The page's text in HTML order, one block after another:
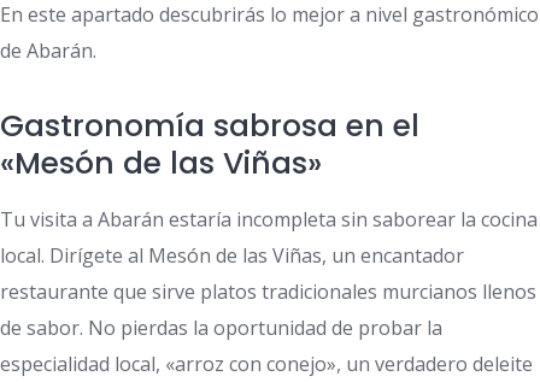
En este apartado descubrirás lo mejor a nivel gastronómico
de Abarán.
Gastronomía sabrosa en el
«Mesón de las Viñas»
Tu visita a Abarán estaría incompleta sin saborear la cocina
local. Dirígete al Mesón de las Viñas, un encantador
restaurante que sirve platos tradicionales murcianos llenos
de sabor. No pierdas la oportunidad de probar la
especialidad local, «arroz con conejo», un verdadero deleite